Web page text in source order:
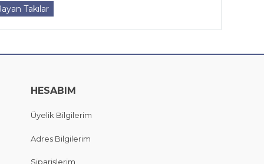
Takılar
HESABIM
Üyelik Bilgilerim
Adres Bilgilerim
Siparişlerim